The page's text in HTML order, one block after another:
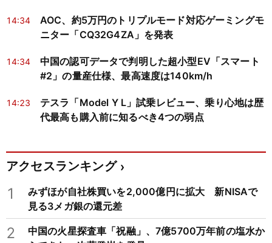
14:34
AOC、約5万円のトリプルモード対応ゲーミングモ
ニター「CQ32G4ZA」を発表
14:34
中国の認可データで判明した超小型EV「スマート
#2」の量産仕様、最高速度は140km/h
14:23
テスラ「Model Y L」試乗レビュー、乗り心地は歴
代最高も購入前に知るべき4つの弱点
アクセスランキング
1
みずほが自社株買いを2,000億円に拡大 新NISAで
見る3メガ銀の還元差
2
中国の火星探査車「祝融」、7億5700万年前の塩水か